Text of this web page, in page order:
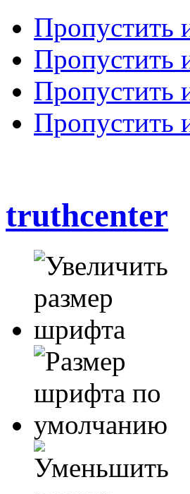
Пропустить
Пропустить
Пропустить
Пропустить
truthcenter